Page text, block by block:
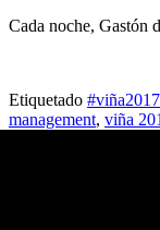
Cada noche, Gastón
Etiquetado #viña2017
management, viña